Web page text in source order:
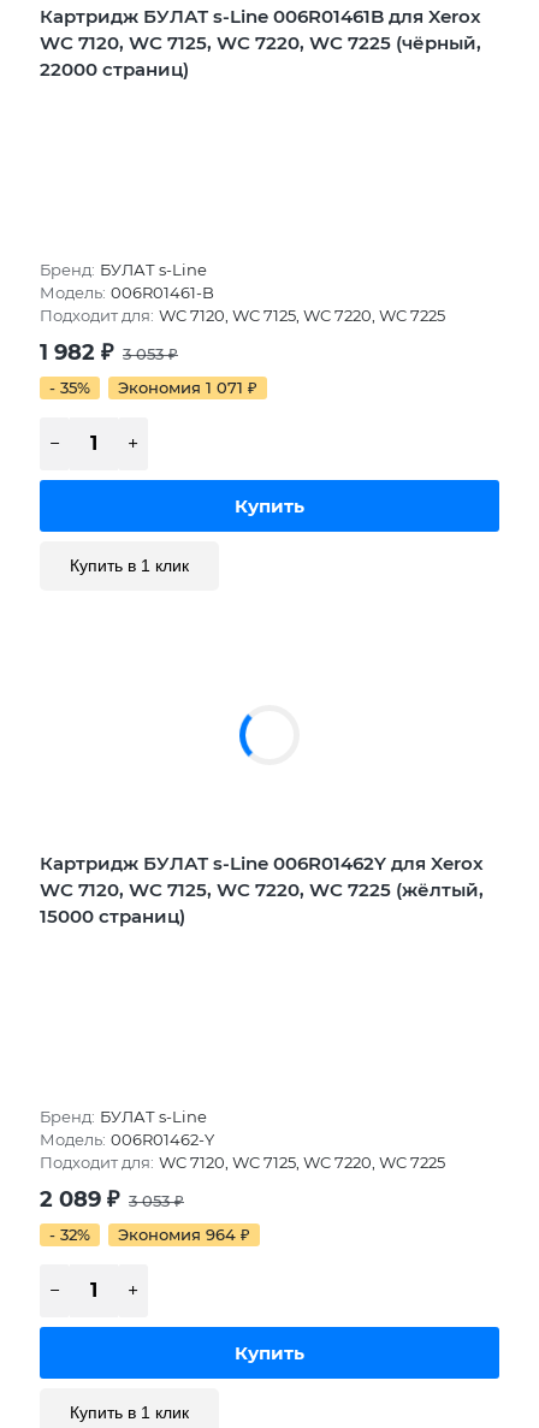
Картридж БУЛАТ s-Line 006R01461B для Xerox
WC 7120, WC 7125, WC 7220, WC 7225 (чёрный,
22000 страниц)
Бренд: БУЛАТ s-Line
Модель: 006R01461-B
Подходит для: WC 7120, WC 7125, WC 7220, WC 7225
1 982 ₽ 3 053₽
- 35%
Экономия 1 071 ₽
Купить в 1 клик
Картридж БУЛАТ s-Line 006R01462Y для Xerox
WC 7120, WC 7125, WC 7220, WC 7225 (жёлтый,
15000 страниц)
Бренд: БУЛАТ s-Line
Модель: 006R01462-Y
Подходит для: WC 7120, WC 7125, WC 7220, WC 7225
2 089 ₽ 3 053₽
- 32%
Экономия 964 ₽
Купить в 1 клик